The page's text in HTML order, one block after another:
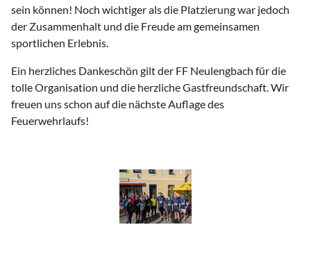
sein können! Noch wichtiger als die Platzierung war jedoch
der Zusammenhalt und die Freude am gemeinsamen
sportlichen Erlebnis.
Ein herzliches Dankeschön gilt der FF Neulengbach für die
tolle Organisation und die herzliche Gastfreundschaft. Wir
freuen uns schon auf die nächste Auflage des
Feuerwehrlaufs!